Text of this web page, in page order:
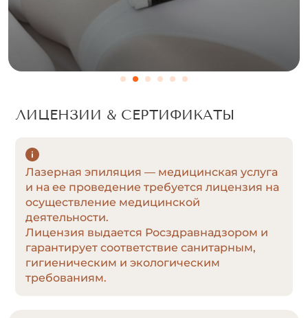
ЛИЦЕНЗИИ & СЕРТИФИКАТЫ
Лазерная эпиляция — медицинская услуга
и на ее проведение требуется лицензия на
осуществление медицинской
деятельности.
Лицензия выдается Росздравнадзором и
гарантирует соответствие санитарным,
гигиеническим и экологическим
требованиям.